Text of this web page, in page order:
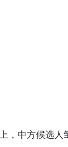
中方候选人